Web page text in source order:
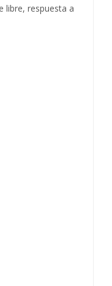
libre, respuesta a